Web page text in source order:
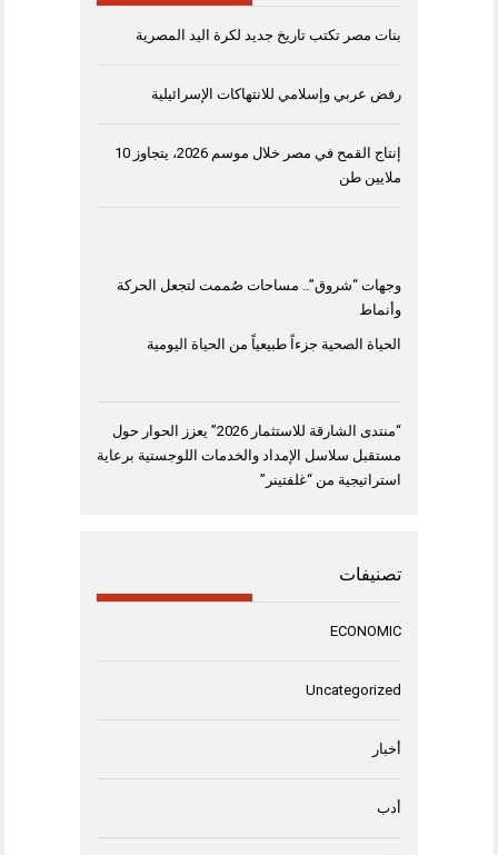
بنات مصر تكتب تاريخ جديد لكرة اليد المصرية
رفض عربي وإسلامي للانتهاكات الإسرائيلية
إنتاج القمح في مصر خلال موسم 2026، يتجاوز 10
ملايين طن
وجهات “شروق”.. مساحات صُممت لتجعل الحركة
وأنماط
الحياة الصحية جزءاً طبيعياً من الحياة اليومية
“منتدى الشارقة للاستثمار 2026” يعزز الحوار حول
مستقبل سلاسل الإمداد والخدمات اللوجستية برعاية
استراتيجية من “غلفتينر”
تصنيفات
ECONOMIC
Uncategorized
أخبار
أدب